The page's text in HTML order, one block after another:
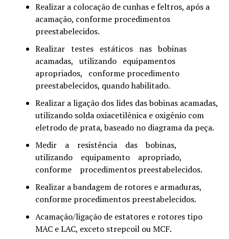
Realizar a colocação de cunhas e feltros, após a
acamação, conforme procedimentos
preestabelecidos.
Realizar testes estáticos nas bobinas
acamadas, utilizando equipamentos
apropriados, conforme procedimento
preestabelecidos, quando habilitado.
Realizar a ligação dos lides das bobinas acamadas,
utilizando solda oxiacetilênica e oxigênio com
eletrodo de prata, baseado no diagrama da peça.
Medir a resistência das bobinas,
utilizando equipamento apropriado,
conforme procedimentos preestabelecidos.
Realizar a bandagem de rotores e armaduras,
conforme procedimentos preestabelecidos.
Acamação/ligação de estatores e rotores tipo
MAC e LAC, exceto strepcoil ou MCF.